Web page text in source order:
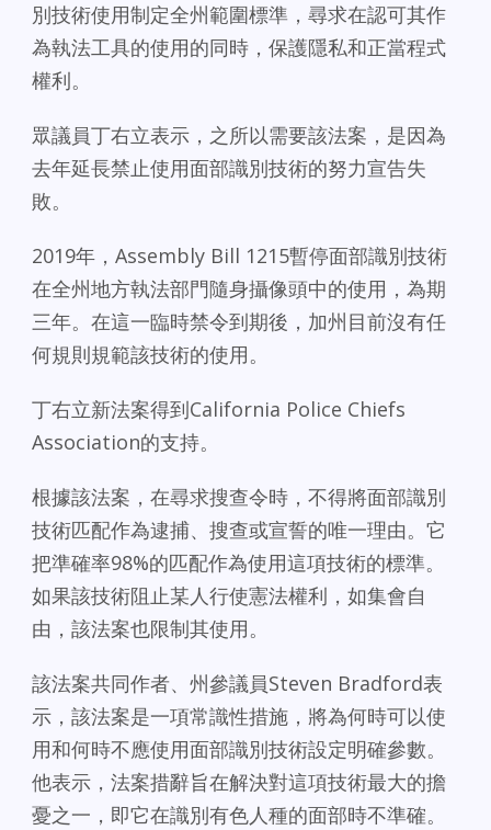
別技術使用制定全州範圍標準，尋求在認可其作
為執法工具的使用的同時，保護隱私和正當程式
權利。
眾議員丁右立表示，之所以需要該法案，是因為
去年延長禁止使用面部識別技術的努力宣告失
敗。
2019年，Assembly Bill 1215暫停面部識別技術
在全州地方執法部門隨身攝像頭中的使用，為期
三年。在這一臨時禁令到期後，加州目前沒有任
何規則規範該技術的使用。
丁右立新法案得到California Police Chiefs
Association的支持。
根據該法案，在尋求搜查令時，不得將面部識別
技術匹配作為逮捕、搜查或宣誓的唯一理由。它
把準確率98%的匹配作為使用這項技術的標準。
如果該技術阻止某人行使憲法權利，如集會自
由，該法案也限制其使用。
該法案共同作者、州參議員Steven Bradford表
示，該法案是一項常識性措施，將為何時可以使
用和何時不應使用面部識別技術設定明確參數。
他表示，法案措辭旨在解決對這項技術最大的擔
憂之一，即它在識別有色人種的面部時不準確。